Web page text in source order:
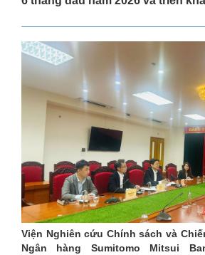
Viện Nghiên cứu Chính sách và
Ngân hàng Sumitomo Mitsui